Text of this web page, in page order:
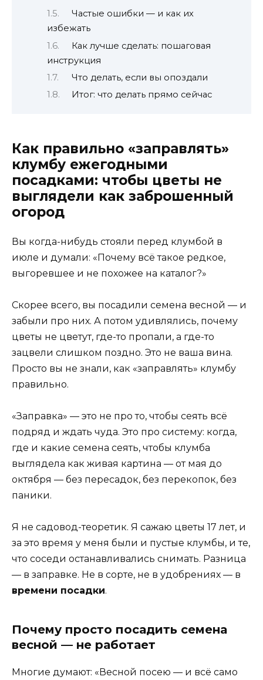
Частые ошибки — и как их
избежать
Как лучше сделать: пошаговая
инструкция
Что делать, если вы опоздали
Итог: что делать прямо сейчас
Как правильно «заправлять»
клумбу ежегодными
посадками: чтобы цветы не
выглядели как заброшенный
огород
Вы когда-нибудь стояли перед клумбой в
июле и думали: «Почему всё такое редкое,
выгоревшее и не похожее на каталог?»
Скорее всего, вы посадили семена весной — и
забыли про них. А потом удивлялись, почему
цветы не цветут, где-то пропали, а где-то
зацвели слишком поздно. Это не ваша вина.
Просто вы не знали, как «заправлять» клумбу
правильно.
«Заправка» — это не про то, чтобы сеять всё
подряд и ждать чуда. Это про систему: когда,
где и какие семена сеять, чтобы клумба
выглядела как живая картина — от мая до
октября — без пересадок, без перекопок, без
паники.
Я не садовод-теоретик. Я сажаю цветы 17 лет, и
за это время у меня были и пустые клумбы, и те,
что соседи останавливались снимать. Разница
— в заправке. Не в сорте, не в удобрениях — в
времени посадки.
Почему просто посадить семена
весной — не работает
Многие думают: «Весной посею — и всё само